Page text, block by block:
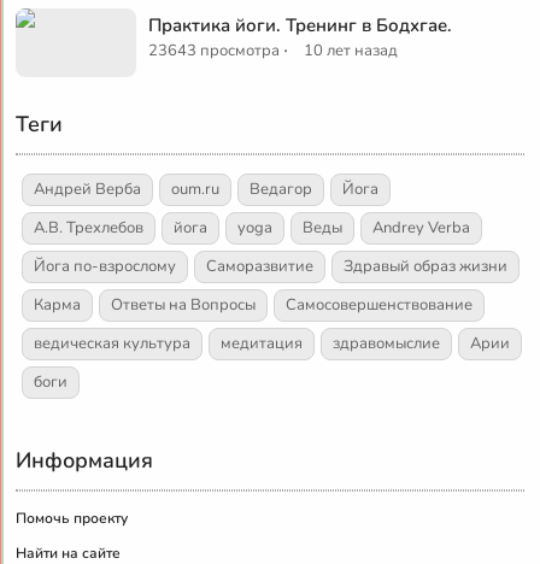
Практика йоги. Тренинг в Бодхгае.
23643 просмотра · 10 лет назад
Теги
Андрей Верба oum.ru Ведагор
Йога
А.В. Трехлебов
йога yoga Веды
Andrey Verba
Йога по-взрослому
Саморазвитие
Здравый образ жизни
Карма
Ответы на Вопросы
Самосовершенствование
ведическая культура
медитация здравомыслие
Арии
боги
Информация
Помочь проекту
Найти на сайте